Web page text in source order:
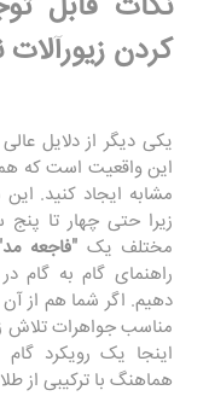
کردن زیورآلات
یکی دیگر از دلایل
این واقعیت است که
مشابه ایجاد کنید.
زیرا حتی چهار تا
مختلف یک "فاجعه
راهنمای گام به گام
دهیم. اگر شما هم از
مناسب جواهرات تلاش
اینجا یک رویکرد
هماهنگ با ترکیبی از